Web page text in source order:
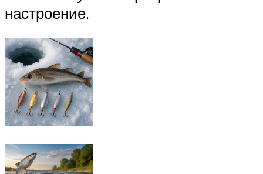
настроение.